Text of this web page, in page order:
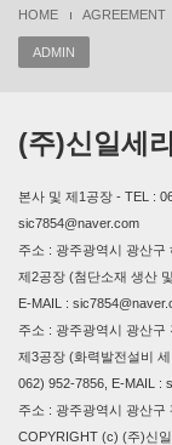
HOME AGREEMENT
ADMIN
(주)신일세
본사 및 제1공장 - TEL :
sic7854@naver.com
주소 : 광주광역시 광산구
제2공장 (첨단소재 생산
E-MAIL :
주소 : 광주광역시 광산구
제3공장 (화력발전설비
062) 952-7856, E-MAIL :
주소 : 광주광역시 광산구
COPYRIGHT (c) (주)신